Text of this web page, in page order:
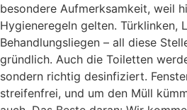
besondere Aufmerksamkeit, weil
Hygieneregeln gelten. Türklinken,
Behandlungsliegen – all diese
gründlich. Auch die Toiletten
sondern richtig desinfiziert.
streifenfrei, und um den Müll